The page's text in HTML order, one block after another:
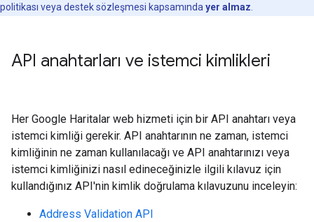
politikası veya destek sözleşmesi kapsamında yer almaz
API anahtarları ve istemci kimlikleri
Her Google Haritalar web hizmeti için bir API anahtarı veya
istemci kimliği gerekir. API anahtarının ne zaman, istemci
kimliğinin ne zaman kullanılacağı ve API anahtarınızı veya
istemci kimliğinizi nasıl edineceğinizle ilgili kılavuz için
kullandığınız API'nin kimlik doğrulama kılavuzunu inceleyin:
Address Validation API